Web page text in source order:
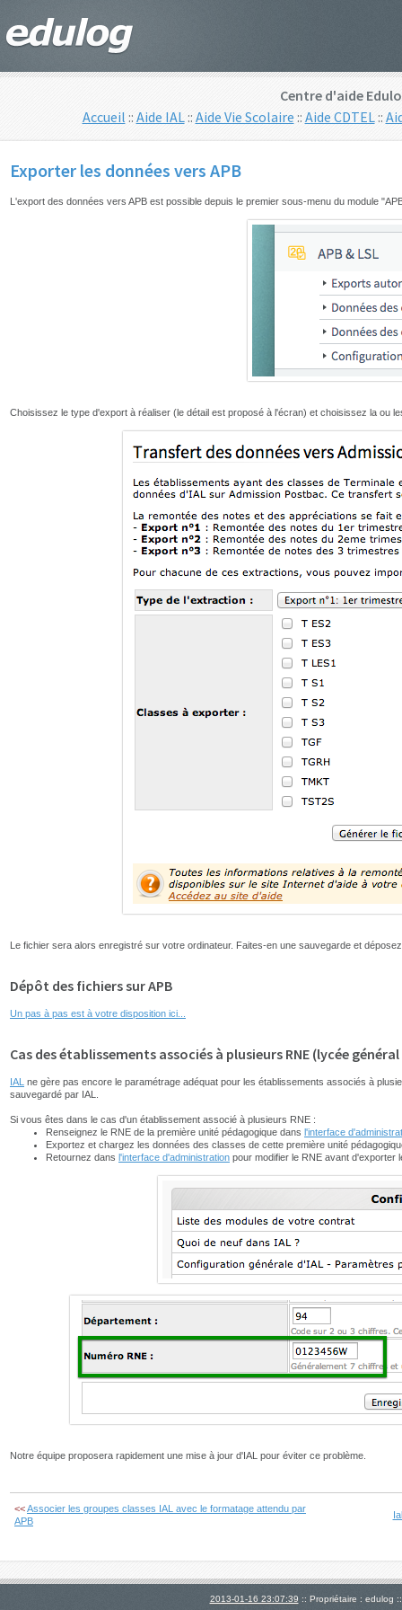
Centre d'aide
Accueil :: Aide IAL:: Aide Vie Scolaire :: Aide CDTEL::
Exporter les données vers APB
L'export des données vers APB est possible depuis le premier sous-menu du module
Choisissez le type d'export à réaliser (le détail est proposé à l'écran) et choisissez la ou
Le fichier sera alors enregistré sur votre ordinateur. Faites-en une sauvegarde et
Dépôt des fichiers sur APB
Un pas à pas est à votre disposition ici...
Cas des établissements associés à plusieurs RNE (lycée
IAL ne gère pas encore le paramétrage adéquat pour les établissements associés à
sauvegardé par IAL.
Si vous êtes dans le cas d'un établissement associé à plusieurs RNE :
Renseignez le RNE de la première unité pédagogique dans l'interface
Exportez et chargez les données des classes de cette première unité
Retournez dans l'interface d'administration pour modifier le RNE avant d'exporter
Notre équipe proposera rapidement une mise à jour d'IAL pour éviter ce problème.
<<Associer les groupes classes IAL avec le formatage attendu par
APB
2013-01-16 23:07:39 :: Propriétaire : edulog